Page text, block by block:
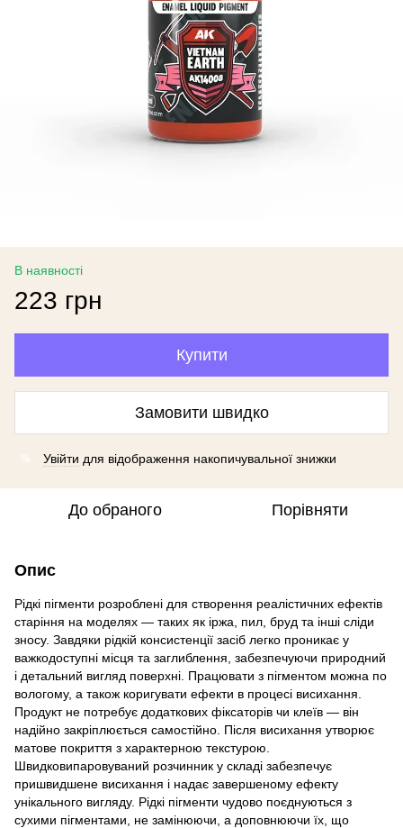
В наявності
223 грн
Купити
Замовити швидко
% Увійти для відображення накопичувальної знижки
До обраного Порівняти
Опис
Рідкі пігменти розроблені для створення реалістичних ефектів
старіння на моделях — таких як іржа, пил, бруд та інші сліди
зносу. Завдяки рідкій консистенції засіб легко проникає у
важкодоступні місця та заглиблення, забезпечуючи природний
і детальний вигляд поверхні. Працювати з пігментом можна по
вологому, а також коригувати ефекти в процесі висихання.
Продукт не потребує додаткових фіксаторів чи клеїв — він
надійно закріплюється самостійно. Після висихання утворює
матове покриття з характерною текстурою.
Швидковипаровуваний розчинник у складі забезпечує
пришвидшене висихання і надає завершеному ефекту
унікального вигляду. Рідкі пігменти чудово поєднуються з
сухими пігментами, не замінюючи, а доповнюючи їх, що